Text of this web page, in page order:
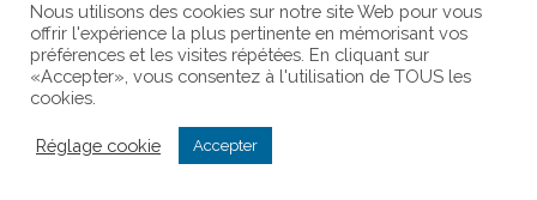
COPYRIGHT © 2023 TTL-PICTURES
Nous utilisons des cookies sur notre site Web pour vous
offrir l'expérience la plus pertinente en mémorisant vos
préférences et les visites répétées. En cliquant sur
«Accepter», vous consentez à l'utilisation de TOUS les
cookies.
Réglage cookie Accepter